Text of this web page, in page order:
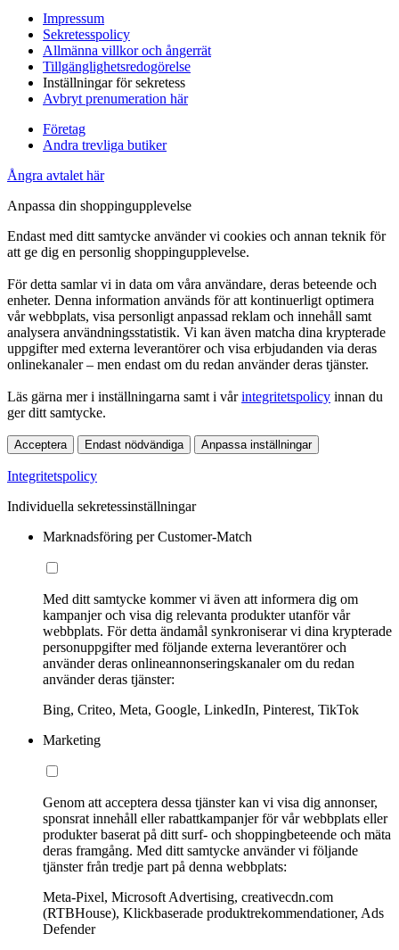
Impressum
Sekretesspolicy
Allmänna villkor och ångerrät
Tillgänglighetsredogörelse
Inställningar för sekretess
Avbryt prenumeration här
Företag
Andra trevliga butiker
Ångra avtalet här
Anpassa din shoppingupplevelse
Endast med ditt samtycke använder vi cookies och annan teknik för
att ge dig en personlig shoppingupplevelse.
För detta samlar vi in data om våra användare, deras beteende och
enheter. Denna information används för att kontinuerligt optimera
vår webbplats, visa personligt anpassad reklam och innehåll samt
analysera användningsstatistik. Vi kan även matcha dina krypterade
uppgifter med externa leverantörer och visa erbjudanden via deras
onlinekanaler – men endast om du redan använder deras tjänster.
Läs gärna mer i inställningarna samt i vårintegritetspolicy innan du
ger ditt samtycke.
Acceptera Endast nödvändiga Anpassa inställningar
Integritetspolicy
Individuella sekretessinställningar
Marknadsföring per Customer-Match
Med ditt samtycke kommer vi även att informera dig om
kampanjer och visa dig relevanta produkter utanför vår
webbplats. För detta ändamål synkroniserar vi dina krypterade
personuppgifter med följande externa leverantörer och
använder deras onlineannonseringskanaler om du redan
använder deras tjänster:
Bing, Criteo, Meta, Google, LinkedIn, Pinterest, TikTok
Marketing
Genom att acceptera dessa tjänster kan vi visa dig annonser,
sponsrat innehåll eller rabattkampanjer för vår webbplats eller
produkter baserat på ditt surf- och shoppingbeteende och mäta
deras framgång. Med ditt samtycke använder vi följande
tjänster från tredje part på denna webbplats:
Meta-Pixel, Microsoft Advertising, creativecdn.com
(RTBHouse), Klickbaserade produktrekommendationer, Ads
Defender